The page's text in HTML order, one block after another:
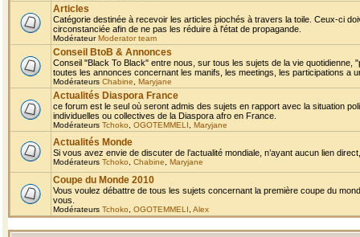
Articles
Catégorie destinée à recevoir les articles piochés à travers la toile. Ceux-ci
circonstanciée afin de ne pas les réduire à l'état de propagande.
ModérateurModerator team
Conseil BtoB & Annonces
Conseil "Black To Black" entre nous, sur tous les sujets de la vie
toutes les annonces concernant les manifs, les meetings, les participations a
Modérateurs Chabine Maryjane
Actualités Diaspora France
ce forum est le seul où seront admis des sujets en rapport avec la situation
individuelles ou collectives de la Diaspora afro en France.
Modérateurs Tchoko OGOTEMMELI Maryjane
Actualités Monde
Si vous avez envie de discuter de l’actualité mondiale, n’ayant aucun lien
Modérateurs Tchoko Chabine Maryjane
Coupe du Monde 2010
Vous voulez débattre de tous les sujets concernant la première coupe du
vous.
Modérateurs Tchoko OGOTEMMELI Alex